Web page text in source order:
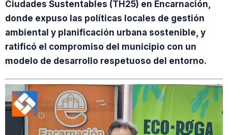
Ciudades Sustentables (TH25) en Encarnación,
donde expuso las políticas locales de gestión
ambiental y planificación urbana sostenible, y
ratificó el compromiso del municipio con un
modelo de desarrollo respetuoso del entorno.